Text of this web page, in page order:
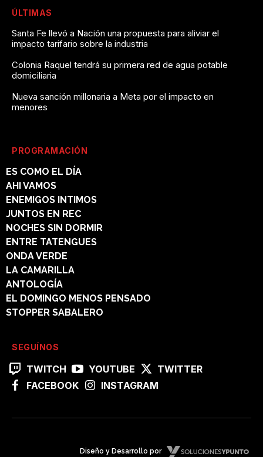
ÚLTIMAS
Santa Fe llevó a Nación una propuesta para aliviar el
impacto tarifario sobre la industria
Colonia Raquel tendrá su primera red de agua potable
domiciliaria
Nueva sanción millonaria a Meta por el impacto en
menores
PROGRAMACIÓN
ES COMO EL DÍA
AHI VAMOS
ENEMIGOS INTIMOS
JUNTOS EN REC
NOCHES SIN DORMIR
ENTRE TATENGUES
ONDA VERDE
LA CAMARILLA
ANTOLOGÍA
EL DOMINGO MENOS PENSADO
STOPPER SABALERO
SEGUÍNOS
TWITCH YOUTUBE
TWITTER
FACEBOOK
INSTAGRAM
Diseño y Desarrollo por